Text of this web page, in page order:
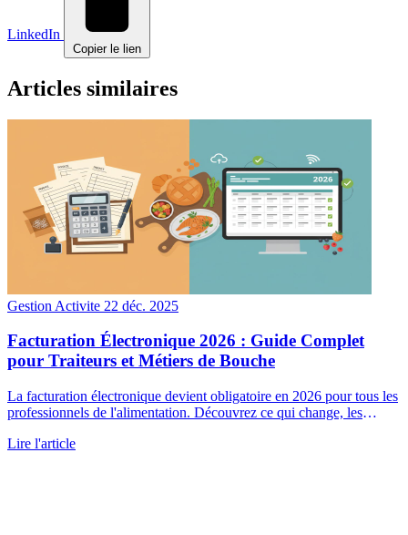
LinkedIn
Copier le lien
Articles similaires
Gestion Activite 22 déc. 2025
Facturation Électronique 2026 : Guide Complet
pour Traiteurs et Métiers de Bouche
La facturation électronique devient obligatoire en 2026 pour tous les
professionnels de l'alimentation. Découvrez ce qui change, les
Lire l'article